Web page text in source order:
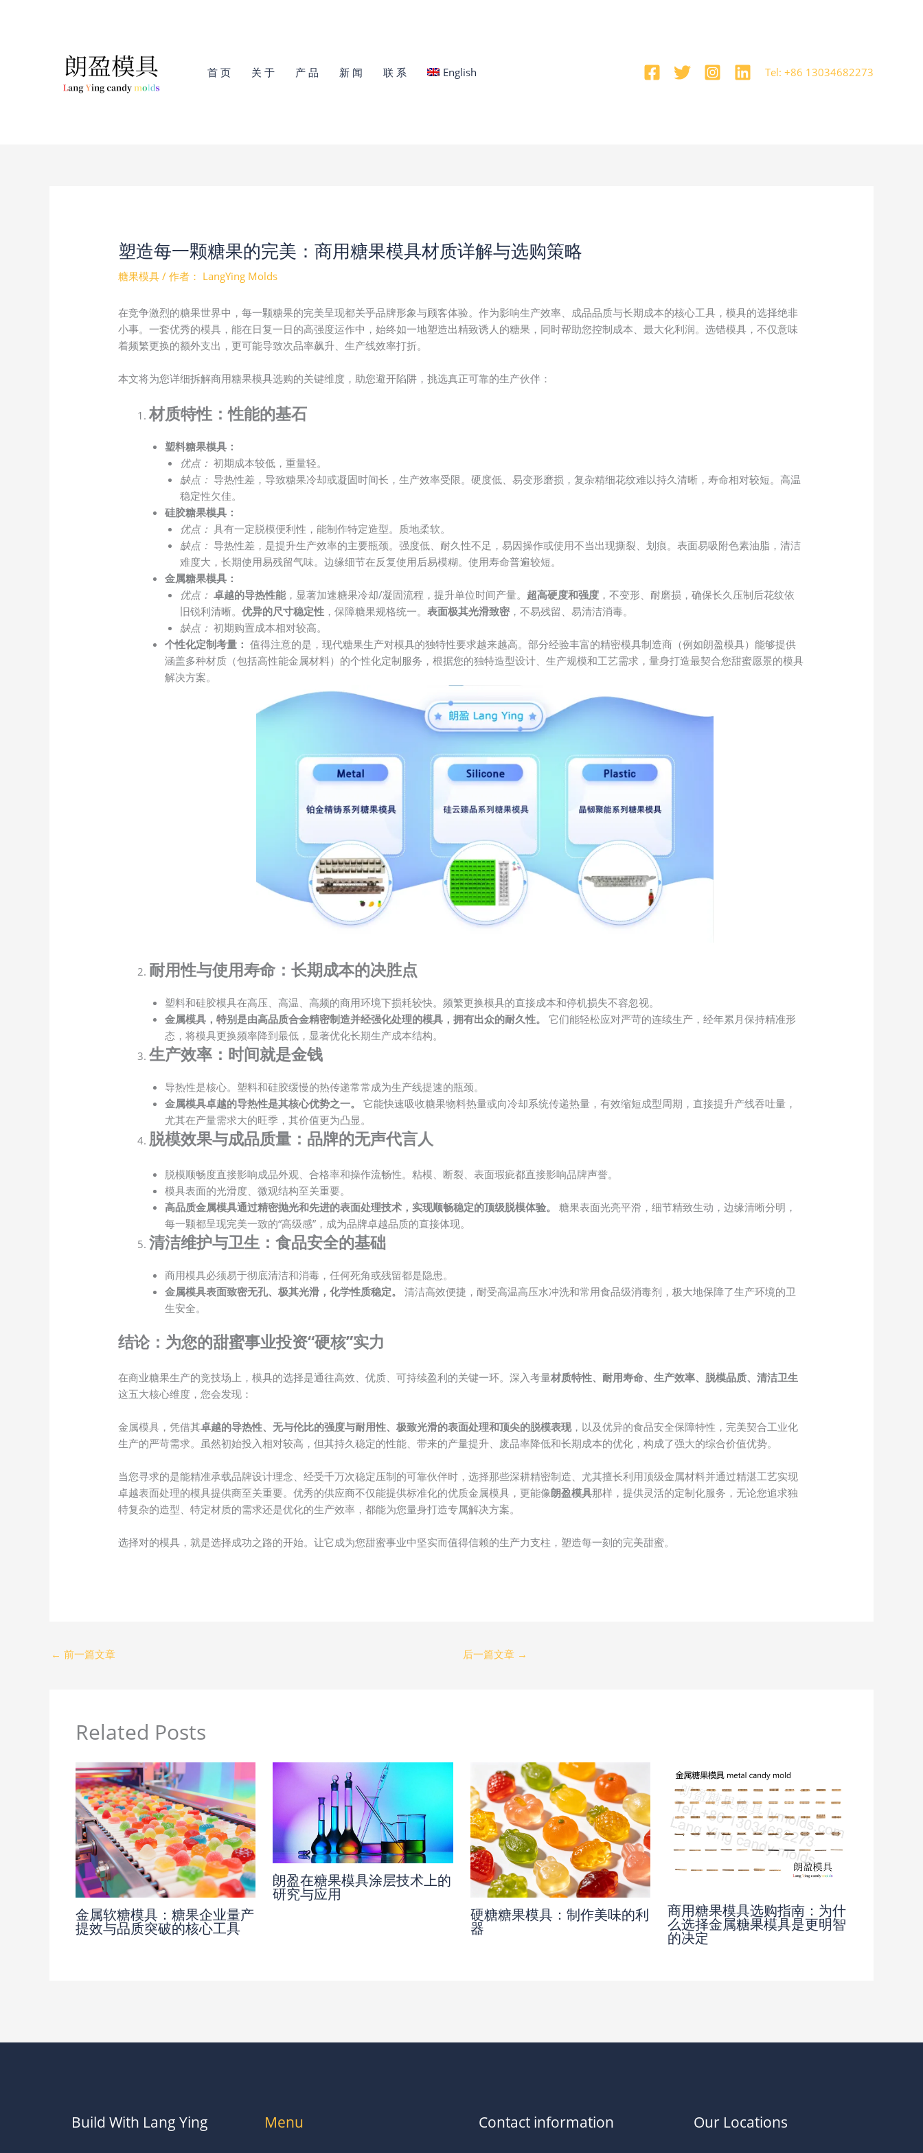
首 页
关 于 产 品 新 闻 联 系 English Tel: +86 13034682273
塑造每一颗糖果的完美：商用糖果模具材质详解与选购策略
糖果模具 / 作者： LangYing Molds
在竞争激烈的糖果世界中，每一颗糖果的完美呈现都关乎品牌形象与顾客体验。作为影响生产效率、成品品质与长期成本的核心工具，模具的选择绝非
小事。一套优秀的模具，能在日复一日的高强度运作中，始终如一地塑造出精致诱人的糖果，同时帮助您控制成本、最大化利润。选错模具，不仅意味
着频繁更换的额外支出，更可能导致次品率飙升、生产线效率打折。
本文将为您详细拆解商用糖果模具选购的关键维度，助您避开陷阱，挑选真正可靠的生产伙伴：
材质特性：性能的基石
塑料糖果模具：
优点： 初期成本较低，重量轻。
缺点： 导热性差，导致糖果冷却或凝固时间长，生产效率受限。硬度低、易变形磨损，复杂精细花纹难以持久清晰，寿命相对较短。高温
稳定性欠佳。
硅胶糖果模具：
优点： 具有一定脱模便利性，能制作特定造型。质地柔软。
缺点： 导热性差，是提升生产效率的主要瓶颈。强度低、耐久性不足，易因操作或使用不当出现撕裂、划痕。表面易吸附色素油脂，清洁
难度大，长期使用易残留气味。边缘细节在反复使用后易模糊。使用寿命普遍较短。
金属糖果模具：
优点： 卓越的导热性能 ，显著加速糖果冷却/凝固流程，提升单位时间产量。 超高硬度和强度 ，不变形、耐磨损，确保长久压制后花纹依
旧锐利清晰。优异的尺寸稳定性 ，保障糖果规格统一。表面极其光滑致密，不易残留、易清洁消毒。
缺点： 初期购置成本相对较高。
个性化定制考量： 值得注意的是，现代糖果生产对模具的独特性要求越来越高。部分经验丰富的精密模具制造商（例如朗盈模具）能够提供
涵盖多种材质（包括高性能金属材料）的个性化定制服务，根据您的独特造型设计、生产规模和工艺需求，量身打造最契合您甜蜜愿景的模具
解决方案。
耐用性与使用寿命：长期成本的决胜点
塑料和硅胶模具在高压、高温、高频的商用环境下损耗较快。频繁更换模具的直接成本和停机损失不容忽视。
金属模具，特别是由高品质合金精密制造并经强化处理的模具，拥有出众的耐久性。
它们能轻松应对严苛的连续生产，经年累月保持精准形
态，将模具更换频率降到最低，显著优化长期生产成本结构。
生产效率：时间就是金钱
导热性是核心。塑料和硅胶缓慢的热传递常常成为生产线提速的瓶颈。
金属模具卓越的导热性是其核心优势之一。
它能快速吸收糖果物料热量或向冷却系统传递热量，有效缩短成型周期，直接提升产线吞吐量，
尤其在产量需求大的旺季，其价值更为凸显。
脱模效果与成品质量：品牌的无声代言人
脱模顺畅度直接影响成品外观、合格率和操作流畅性。粘模、断裂、表面瑕疵都直接影响品牌声誉。
模具表面的光滑度、微观结构至关重要。
高品质金属模具通过精密抛光和先进的表面处理技术，实现顺畅稳定的顶级脱模体验。
糖果表面光亮平滑，细节精致生动，边缘清晰分明，
每一颗都呈现完美一致的“高级感”，成为品牌卓越品质的直接体现。
清洁维护与卫生：食品安全的基础
商用模具必须易于彻底清洁和消毒，任何死角或残留都是隐患。
金属模具表面致密无孔、极其光滑，化学性质稳定。
清洁高效便捷，耐受高温高压水冲洗和常用食品级消毒剂，极大地保障了生产环境的卫
生安全。
结论：为您的甜蜜事业投资“硬核”实力
在商业糖果生产的竞技场上，模具的选择是通往高效、优质、可持续盈利的关键一环。深入考量材质特性、耐用寿命、生产效率、脱模品质、清洁卫生
这五大核心维度，您会发现：
金属模具，凭借其卓越的导热性、无与伦比的强度与耐用性、极致光滑的表面处理和顶尖的脱模表现，以及优异的食品安全保障特性，完美契合工业化
生产的严苛需求。虽然初始投入相对较高，但其持久稳定的性能、带来的产量提升、废品率降低和长期成本的优化，构成了强大的综合价值优势。
当您寻求的是能精准承载品牌设计理念、经受千万次稳定压制的可靠伙伴时，选择那些深耕精密制造、尤其擅长利用顶级金属材料并通过精湛工艺实现
卓越表面处理的模具提供商至关重要。优秀的供应商不仅能提供标准化的优质金属模具，更能像朗盈模具那样，提供灵活的定制化服务，无论您追求独
特复杂的造型、特定材质的需求还是优化的生产效率，都能为您量身打造专属解决方案。
选择对的模具，就是选择成功之路的开始。让它成为您甜蜜事业中坚实而值得信赖的生产力支柱，塑造每一刻的完美甜蜜。
← 前一篇文章 后一篇文章 →
Related Posts
金属软糖模具：糖果企业量产
提效与品质突破的核心工具
朗盈在糖果模具涂层技术上的
研究与应用
硬糖糖果模具：制作美味的利
器
商用糖果模具选购指南：为什
么选择金属糖果模具是更明智
的决定
Build With Lang Ying Menu Contact information Our Locations